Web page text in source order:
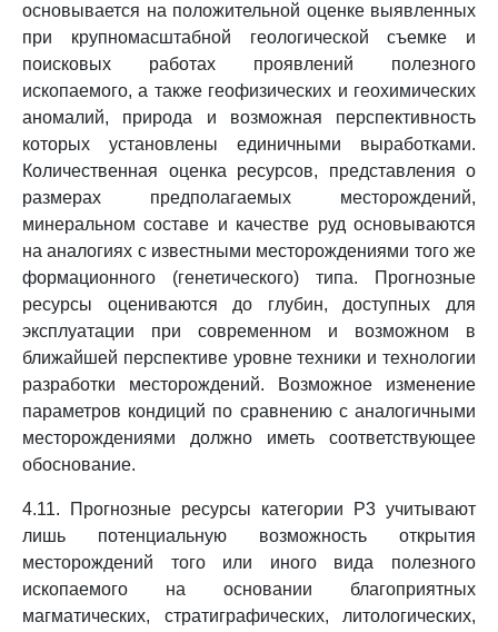
основывается на положительной оценке выявленных
при крупномасштабной геологической съемке и
поисковых работах проявлений полезного
ископаемого, а также геофизических и геохимических
аномалий, природа и возможная перспективность
которых установлены единичными выработками.
Количественная оценка ресурсов, представления о
размерах предполагаемых месторождений,
минеральном составе и качестве руд основываются
на аналогиях с известными месторождениями того же
формационного (генетического) типа. Прогнозные
ресурсы оцениваются до глубин, доступных для
эксплуатации при современном и возможном в
ближайшей перспективе уровне техники и технологии
разработки месторождений. Возможное изменение
параметров кондиций по сравнению с аналогичными
месторождениями должно иметь соответствующее
обоснование.
4.11. Прогнозные ресурсы категории P3 учитывают
лишь потенциальную возможность открытия
месторождений того или иного вида полезного
ископаемого на основании благоприятных
магматических, стратиграфических, литологических,